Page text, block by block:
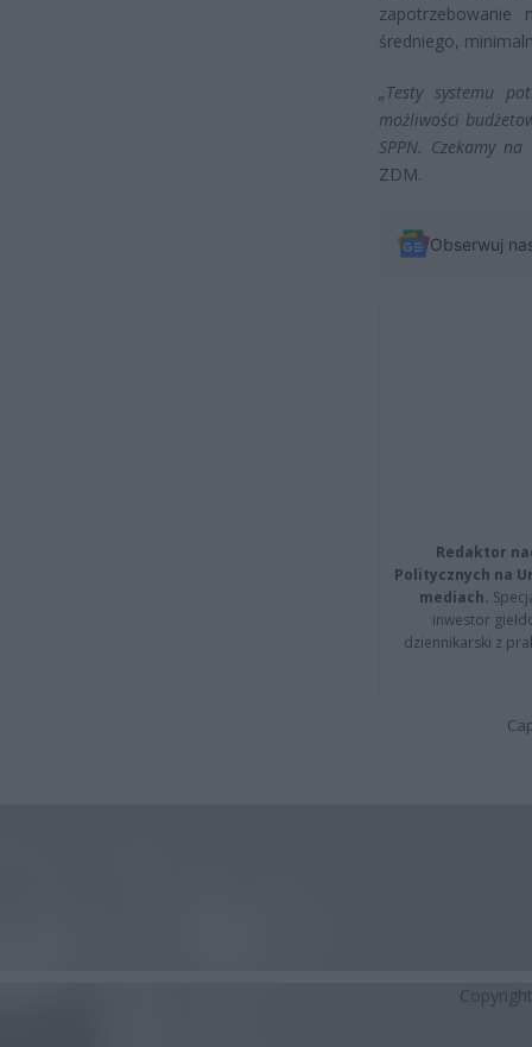
średniego,
„Testy systemu
możliwości
SPPN. Czekamy
ZDM.
Obserwuj
Redaktor
Politycznych na
mediach.
inwestor
dziennikarski z